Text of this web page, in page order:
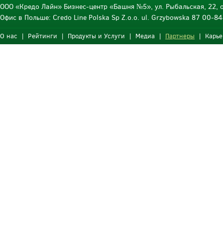
ООО «Кредо Лайн» Бизнес-центр «Башня №5», ул. Рыбальская, 22,
Офис в Польше: Credo Line Polska Sp Z.o.o. ul. Grzybowska 87 00-
О нас | Рейтинги | Продукты и Услуги | Медиа | Партнеры |